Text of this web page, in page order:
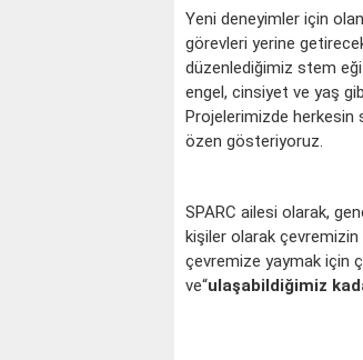
Yeni deneyimler için
görevleri yerine
düzenlediğimiz stem
engel, cinsiyet ve yaş
Projelerimizde herkesin
özen gösteriyoruz.
SPARC ailesi olarak,
kişiler olarak
çevremize yaymak için
ve“ulaşabildiğimiz